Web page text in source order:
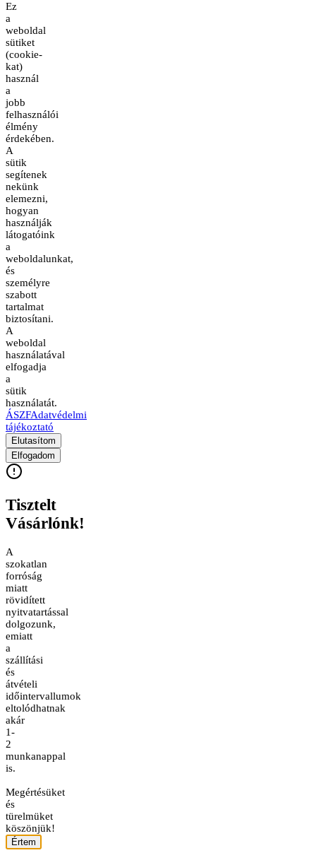
Ez
a
weboldal
sütiket
(cookie-
kat)
használ
a
jobb
felhasználói
élmény
érdekében.
A
sütik
segítenek
nekünk
elemezni,
hogyan
használják
látogatóink
a
weboldalunkat,
és
személyre
szabott
tartalmat
biztosítani.
A
weboldal
használatával
elfogadja
a
sütik
használatát.
ÁSZFAdatvédelmi
tájékoztató
Elutasítom
Elfogadom
Tisztelt
Vásárlónk!
A
szokatlan
forróság
miatt
rövidített
nyitvatartással
dolgozunk,
emiatt
a
szállítási
és
átvételi
időintervallumok
eltolódhatnak
akár
1-
2
munkanappal
is.
Megértésüket
és
türelmüket
köszönjük!
Értem